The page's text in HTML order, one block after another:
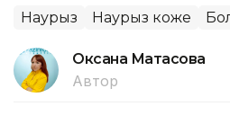
Наурыз Наурыз коже
Оксана Матасова
Автор